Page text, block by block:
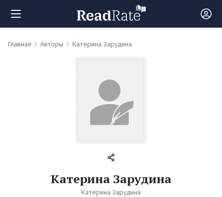
Поиск
обсуждаемые
Главная Авторы Катерина Зарудина
Катерина Зарудина
Катерина Зарудина